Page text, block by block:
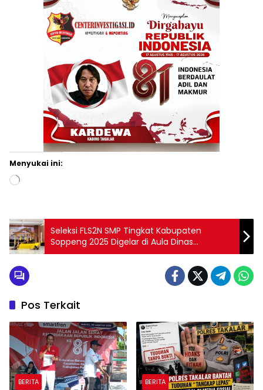
Menyukai ini:
Memuat...
Seleksi FLS2N SMP Tingkat Kabupaten
Soppeng 2025 Digelar di Aula Dinas
Pendidikan
Pos Terkait
BERITA BERITA